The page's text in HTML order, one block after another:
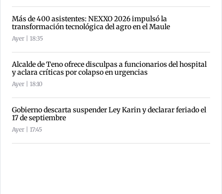
Más de 400 asistentes: NEXXO 2026 impulsó la
transformación tecnológica del agro en el Maule
Ayer | 18:35
Alcalde de Teno ofrece disculpas a funcionarios del hospital
y aclara críticas por colapso en urgencias
Ayer | 18:10
Gobierno descarta suspender Ley Karin y declarar feriado el
17 de septiembre
Ayer | 17:45